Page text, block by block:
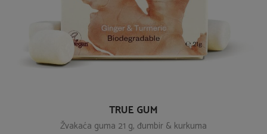
TRUE GUM
Žvakaća guma 21 g, đumbir & kurkuma